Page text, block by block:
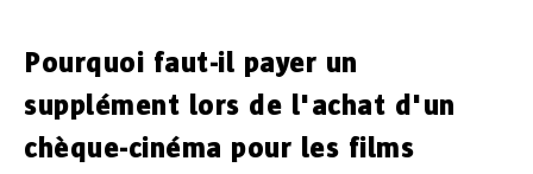
Pourquoi faut-il payer un
supplément lors de l'achat d'un
chèque-cinéma pour les films